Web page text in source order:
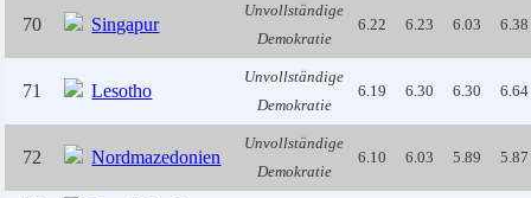
70 Singapur
Unvollständige
Demokratie
6.22 6.23 6.03 6.38
71 Lesotho
Unvollständige
Demokratie
6.19 6.30 6.30 6.64
72 Nordmazedonien
Unvollständige
Demokratie
6.10 6.03 5.89 5.87